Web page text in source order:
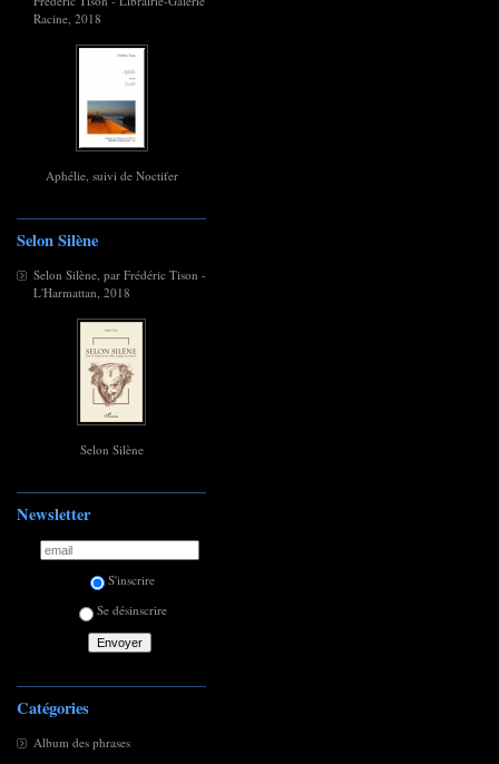
Racine, 2018
Aphélie, suivi de Noctifer
Selon Silène
Selon Silène, par Frédéric Tison -
L'Harmattan, 2018
Selon Silène
Newsletter
S'inscrire
Se désinscrire
Catégories
Album des phrases